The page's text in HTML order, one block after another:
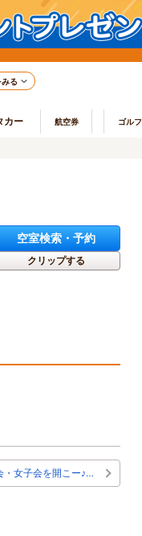
る
カー 航空券 ゴルフ
空室検索・予約
クリップする
・女子会を開こー♪…